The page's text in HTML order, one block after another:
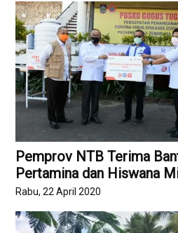
Pemprov NTB Terima
Pertamina dan Hiswana
Rabu, 22 April 2020